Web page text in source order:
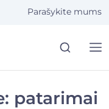
Parašykite mums
patarimai